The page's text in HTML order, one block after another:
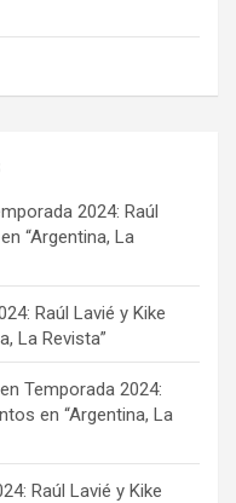
2024: Raúl
“Argentina, La
Raúl Lavié y Kike
La Revista”
en Temporada 2024:
en “Argentina, La
Raúl Lavié y Kike